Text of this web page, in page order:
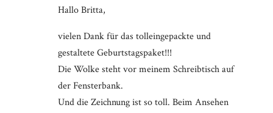
Hallo Britta,
vielen Dank für das tolleingepackte und
gestaltete Geburtstagspaket!!!
Die Wolke steht vor meinem Schreibtisch auf
der Fensterbank.
Und die Zeichnung ist so toll. Beim Ansehen